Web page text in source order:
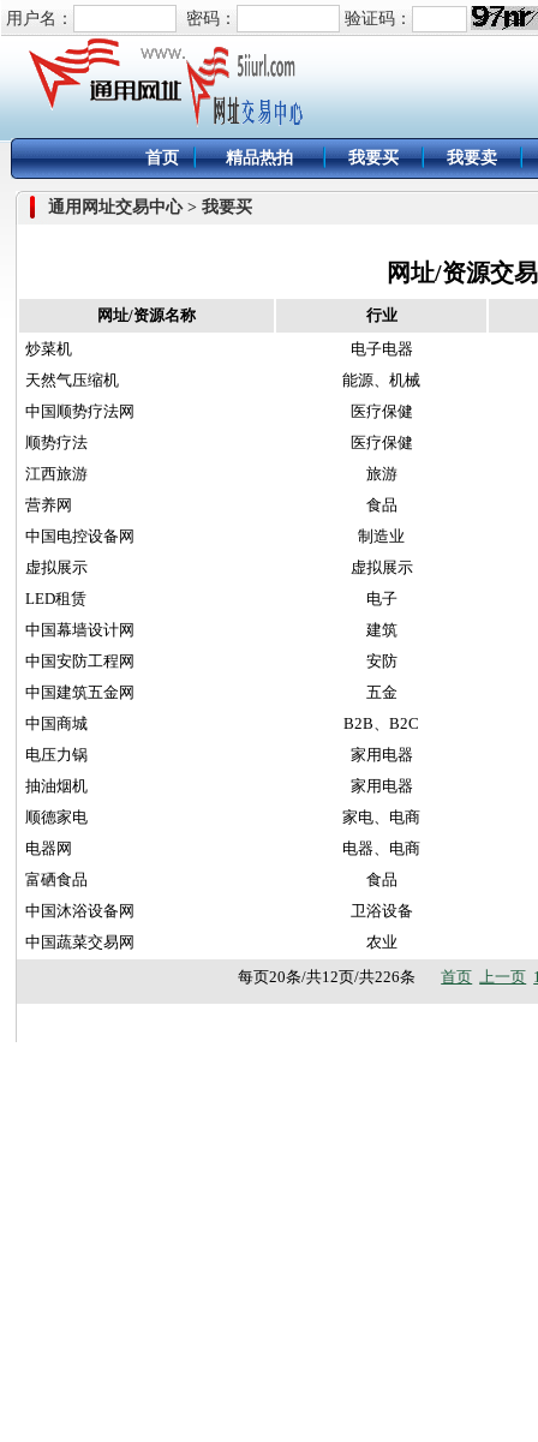
用户名： 密码： 验证码：
首页 精品热拍 我要买 我要卖
通用网址交易中心 > 我要买
网址/资源交易
网址/资源名称
行业
炒菜机
电子电器
天然气压缩机
能源、机械
中国顺势疗法网
医疗保健
顺势疗法
医疗保健
江西旅游
旅游
营养网
食品
中国电控设备网
制造业
虚拟展示
虚拟展示
LED租赁
电子
中国幕墙设计网
建筑
中国安防工程网
安防
中国建筑五金网
五金
中国商城
B2B、B2C
电压力锅
家用电器
抽油烟机
家用电器
顺德家电
家电、电商
电器网
电器、电商
富硒食品
食品
中国沐浴设备网
卫浴设备
中国蔬菜交易网
农业
每页20条/共12页/共226条首页 上一页